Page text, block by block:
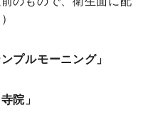
プルモーニング」
院」